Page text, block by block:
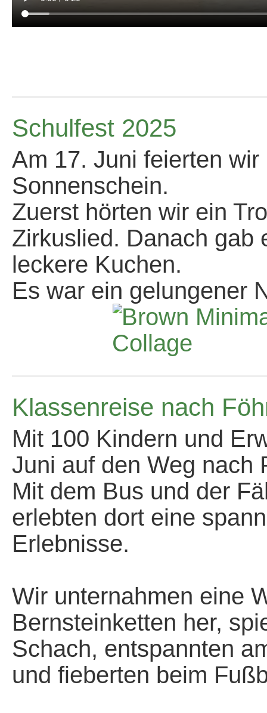
Schulfest 2025
Am 17. Juni feierten
Sonnenschein.
Zuerst hörten wir ein
Zirkuslied. Danach gab
leckere Kuchen.
Es war ein gelungener
Klassenreise nach
Mit 100 Kindern und
Juni auf den Weg nach
Mit dem Bus und der
erlebten dort eine
Erlebnisse.
Wir unternahmen eine
Bernsteinketten her,
Schach, entspannten
und fieberten beim